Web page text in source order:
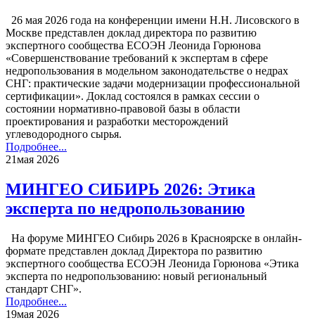
26 мая 2026 года на конференции имени Н.Н. Лисовского в
Москве представлен доклад директора по развитию
экспертного сообщества ЕСОЭН Леонида Горюнова
«Совершенствование требований к экспертам в сфере
недропользования в модельном законодательстве о недрах
СНГ: практические задачи модернизации профессиональной
сертификации». Доклад состоялся в рамках сессии о
состоянии нормативно-правовой базы в области
проектирования и разработки месторождений
углеводородного сырья.
Подробнее...
21мая 2026
МИНГЕО СИБИРЬ 2026: Этика
эксперта по недропользованию
На форуме МИНГЕО Сибирь 2026 в Красноярске в онлайн-
формате представлен доклад Директора по развитию
экспертного сообщества ЕСОЭН Леонида Горюнова «Этика
эксперта по недропользованию: новый региональный
стандарт СНГ».
Подробнее...
19мая 2026